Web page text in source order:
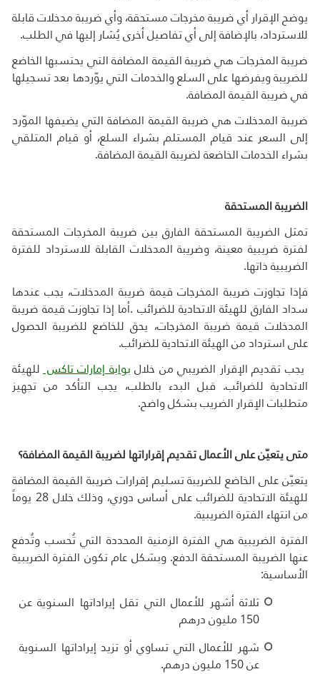
يوضح الإقرار أي ضريبة مخرجات مستحقة، وأي ضريبة مدخلات قابلة
للاسترداد، بالإضافة إلى أي تفاصيل أخرى يُشار إليها في الطلب.
ضريبة المخرجات هي ضريبة القيمة المضافة التي يحتسبها الخاضع
للضريبة ويفرضها على السلع والخدمات التي يوّردها بعد تسجيلها
في ضريبة القيمة المضافة.
ضريبة المدخلات هي ضريبة القيمة المضافة التي يضيفها الموّرد
إلى السعر عند قيام المستلم بشراء السلع، أو قيام المتلقي
بشراء الخدمات الخاضعة لضريبة القيمة المضافة.
الضريبة المستحقة
تمثل الضريبة المستحقة الفارق بين ضريبة المخرجات المستحقة
لفترة ضريبية معينة، وضريبة المدخلات القابلة للاسترداد للفترة
الضريبية ذاتها.
فإذا تجاوزت ضريبة المخرجات قيمة ضريبة المدخلات، يجب عندها
سداد الفارق للهيئة الاتحادية للضرائب .أما إذا تجاوزت قيمة ضريبة
المدخلات قيمة ضريبة المخرجات، يحق للخاضع للضريبة الحصول
على استرداد من الهيئة الاتحادية للضرائب.
يجب تقديم الإقرار الضريبي من خلال بوابة إمارات تاكس للهيئة
الاتحادية للضرائب. قبل البدء بالطلب، يجب التأكد من تجهيز
متطلبات الإقرار الضريب بشكل واضح.
متى يتعيّن على الأعمال تقديم إقراراتها لضريبة القيمة المضافة؟
يتعيّن على الخاضع للضريبة تسليم إقرارات ضريبة القيمة المضافة
للهيئة الاتحادية للضرائب على أساس دوري، وذلك خلال 28 يوماً
من انتهاء الفترة الضريبية.
الفترة الضريبية هي الفترة الزمنية المحددة التي تُحسب وتُدفع
عنها الضريبة المستحقة الدفع. وبشكل عام تكون الفترة الضريبية
الأساسية:
ثلاثة أشهر للأعمال التي تقل إيراداتها السنوية عن
150 مليون درهم
شهر للأعمال التي تساوي أو تزيد إيراداتها السنوية
عن 150 مليون درهم
.